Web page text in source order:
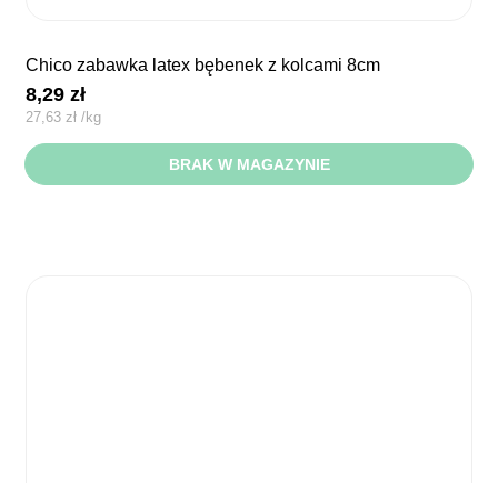
chico zabawka latex bębenek z kolcami 8cm
8,29zł
27,63zł /kg
BRAK W MAGAZYNIE